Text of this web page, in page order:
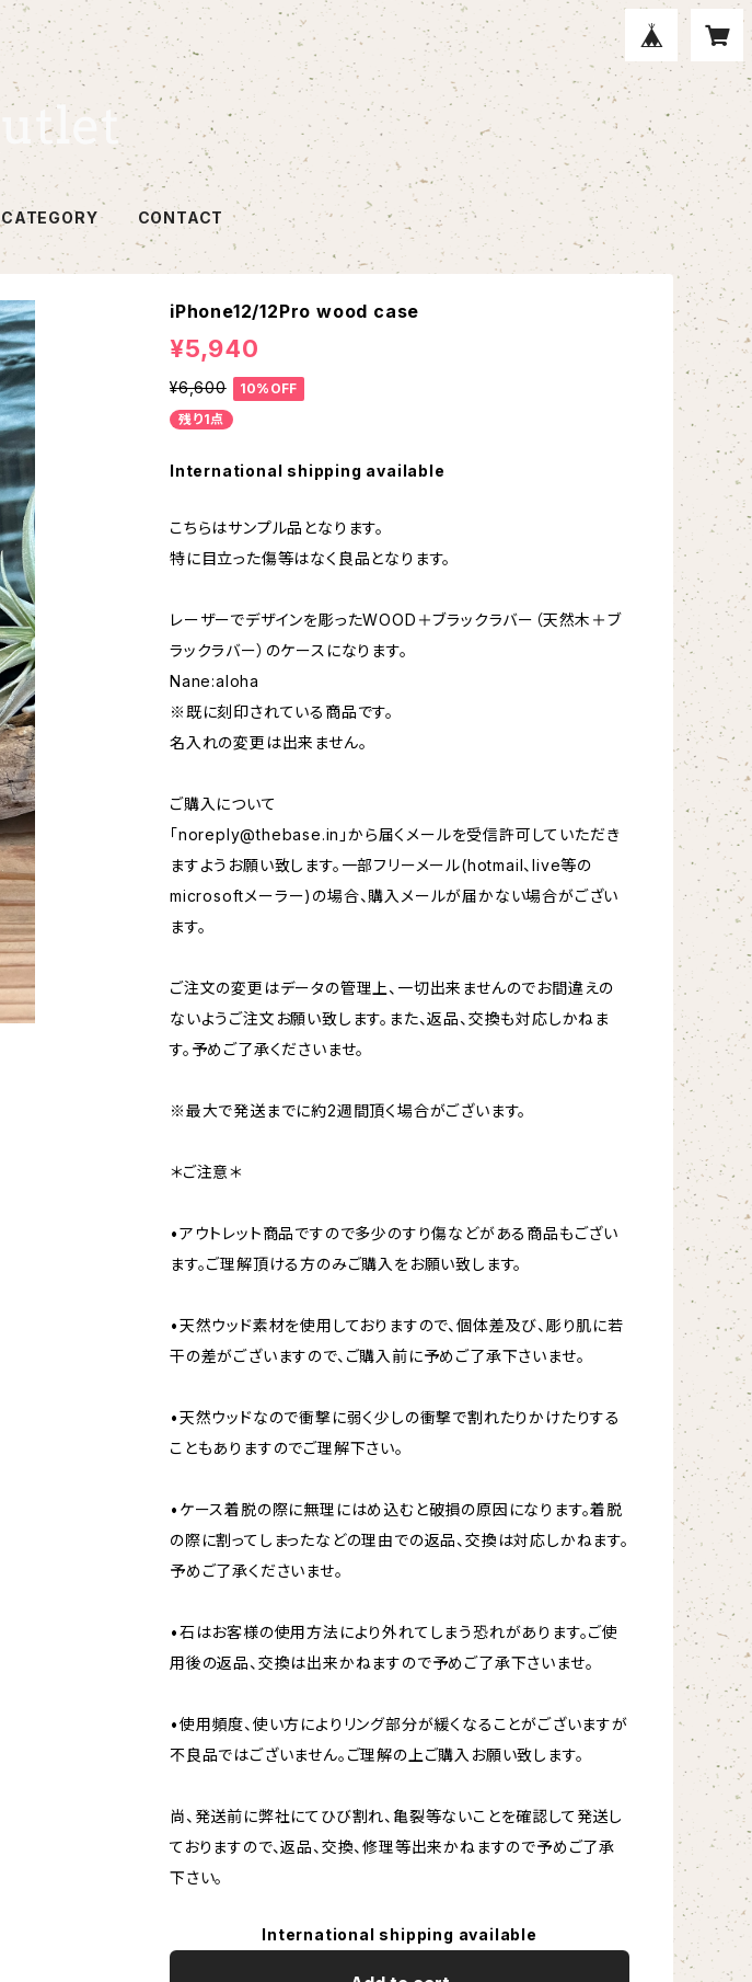
CATEGORY CONTACT
iPhone12/12Pro wood case
¥5,940
¥6,600
10%OFF
残り1点
International shipping available
こちらはサンプル品となります。
特に目立った傷等はなく良品となります。
レーザーでデザインを彫ったWOOD＋ブラックラバー（天然木＋ブ
ラックラバー）のケースになります。
Nane:aloha
※既に刻印されている商品です。
名入れの変更は出来ません。
ご購入について
「noreply@thebase.in 」から届くメールを受信許可していただき
ますようお願い致します。一部フリーメール(hotmail、live等の
microsoftメーラー)の場合、購入メールが届かない場合がござい
ます。
ご注文の変更はデータの管理上、一切出来ませんのでお間違えの
ないようご注文お願い致します。また、返品、交換も対応しかねま
す。予めご了承くださいませ。
※最大で発送までに約2週間頂く場合がございます。
＊ご注意＊
•アウトレット商品ですので多少のすり傷などがある商品もござい
ます。ご理解頂ける方のみご購入をお願い致します。
•天然ウッド素材を使用しておりますので、個体差及び、彫り肌に若
干の差がございますので、ご購入前に予めご了承下さいませ。
•天然ウッドなので衝撃に弱く少しの衝撃で割れたりかけたりする
こともありますのでご理解下さい。
•ケース着脱の際に無理にはめ込むと破損の原因になります。着脱
の際に割ってしまったなどの理由での返品、交換は対応しかねます。
予めご了承くださいませ。
•石はお客様の使用方法により外れてしまう恐れがあります。ご使
用後の返品、交換は出来かねますので予めご了承下さいませ。
•使用頻度、使い方によりリング部分が緩くなることがございますが
不良品ではございません。ご理解の上ご購入お願い致します。
尚、発送前に弊社にてひび割れ、亀裂等ないことを確認して発送し
ておりますので、返品、交換、修理等出来かねますので予めご了承
下さい。
International shipping available